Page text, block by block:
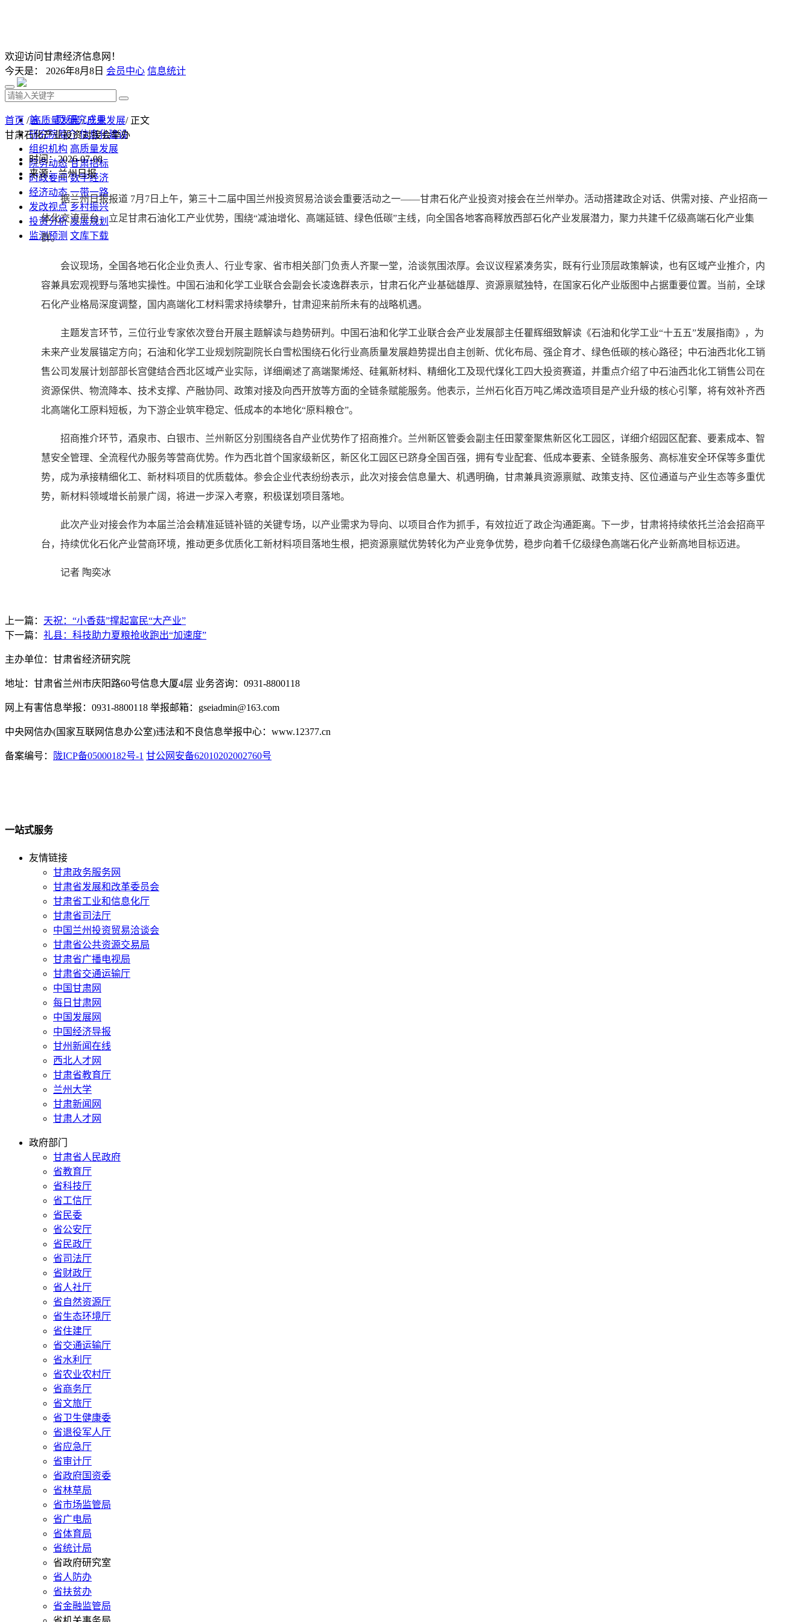
欢迎访问甘肃经济信息网！
今天是： 2026年8月8日 会员中心 信息统计
首 页 研究成果
研究院简介 信息化建设
组织机构 高质量发展
院务动态 甘肃招标
时政要闻 数字经济
经济动态 一带一路
发改视点 乡村振兴
投资分析 发展规划
监测预测 文库下载
首页 /高质量发展/产业发展/ 正文
甘肃石化产业投资对接会举办
时间：2026-07-08
来源：兰州日报
据兰州日报报道 7月7日上午，第三十二届中国兰州投资贸易洽谈会重要活动之一——甘肃石化产业投资对接会在兰州举办。活动搭建政企对话、供需对接、产业招商一
体化交流平台，立足甘肃石油化工产业优势，围绕“减油增化、高端延链、绿色低碳”主线，向全国各地客商释放西部石化产业发展潜力，聚力共建千亿级高端石化产业集
群。
会议现场，全国各地石化企业负责人、行业专家、省市相关部门负责人齐聚一堂，洽谈氛围浓厚。会议议程紧凑务实，既有行业顶层政策解读，也有区域产业推介，内
容兼具宏观视野与落地实操性。中国石油和化学工业联合会副会长凌逸群表示，甘肃石化产业基础雄厚、资源禀赋独特，在国家石化产业版图中占据重要位置。当前，全球
石化产业格局深度调整，国内高端化工材料需求持续攀升，甘肃迎来前所未有的战略机遇。
主题发言环节，三位行业专家依次登台开展主题解读与趋势研判。中国石油和化学工业联合会产业发展部主任瞿辉细致解读《石油和化学工业“十五五”发展指南》，为
未来产业发展锚定方向；石油和化学工业规划院副院长白雪松围绕石化行业高质量发展趋势提出自主创新、优化布局、强企育才、绿色低碳的核心路径；中石油西北化工销
售公司发展计划部部长宫健结合西北区域产业实际，详细阐述了高端聚烯烃、硅氟新材料、精细化工及现代煤化工四大投资赛道，并重点介绍了中石油西北化工销售公司在
资源保供、物流降本、技术支撑、产融协同、政策对接及向西开放等方面的全链条赋能服务。他表示，兰州石化百万吨乙烯改造项目是产业升级的核心引擎，将有效补齐西
北高端化工原料短板，为下游企业筑牢稳定、低成本的本地化“原料粮仓”。
招商推介环节，酒泉市、白银市、兰州新区分别围绕各自产业优势作了招商推介。兰州新区管委会副主任田蒙奎聚焦新区化工园区，详细介绍园区配套、要素成本、智
慧安全管理、全流程代办服务等营商优势。作为西北首个国家级新区，新区化工园区已跻身全国百强，拥有专业配套、低成本要素、全链条服务、高标准安全环保等多重优
势，成为承接精细化工、新材料项目的优质载体。参会企业代表纷纷表示，此次对接会信息量大、机遇明确，甘肃兼具资源禀赋、政策支持、区位通道与产业生态等多重优
势，新材料领域增长前景广阔，将进一步深入考察，积极谋划项目落地。
此次产业对接会作为本届兰洽会精准延链补链的关键专场，以产业需求为导向、以项目合作为抓手，有效拉近了政企沟通距离。下一步，甘肃将持续依托兰洽会招商平
台，持续优化石化产业营商环境，推动更多优质化工新材料项目落地生根，把资源禀赋优势转化为产业竞争优势，稳步向着千亿级绿色高端石化产业新高地目标迈进。
记者 陶奕冰
上一篇： 天祝：“小香菇”撑起富民“大产业”
下一篇： 礼县：科技助力夏粮抢收跑出“加速度”
主办单位：甘肃省经济研究院
地址：甘肃省兰州市庆阳路60号信息大厦4层 业务咨询：0931-8800118
网上有害信息举报：0931-8800118 举报邮箱：gseiadmin@163.com
中央网信办(国家互联网信息办公室)违法和不良信息举报中心：www.12377.cn
备案编号： 陇ICP备05000182号-1 甘公网安备62010202002760号
一站式服务
友情链接
甘肃政务服务网
甘肃省发展和改革委员会
甘肃省工业和信息化厅
甘肃省司法厅
中国兰州投资贸易洽谈会
甘肃省公共资源交易局
甘肃省广播电视局
甘肃省交通运输厅
中国甘肃网
每日甘肃网
中国发展网
中国经济导报
甘州新闻在线
西北人才网
甘肃省教育厅
兰州大学
甘肃新闻网
甘肃人才网
政府部门
甘肃省人民政府
省教育厅
省科技厅
省工信厅
省民委
省公安厅
省民政厅
省司法厅
省财政厅
省人社厅
省自然资源厅
省生态环境厅
省住建厅
省交通运输厅
省水利厅
省农业农村厅
省商务厅
省文旅厅
省卫生健康委
省退役军人厅
省应急厅
省审计厅
省政府国资委
省林草局
省市场监管局
省广电局
省体育局
省统计局
省政府研究室
省人防办
省扶贫办
省金融监管局